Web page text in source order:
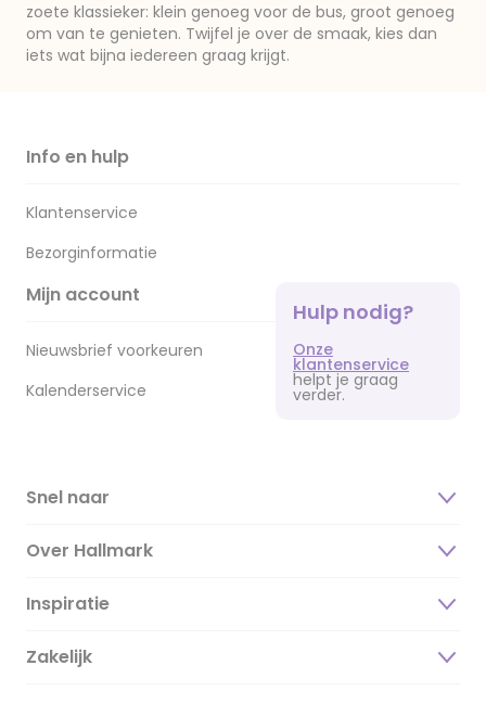
zoete klassieker: klein genoeg voor de bus, groot genoeg
om van te genieten. Twijfel je over de smaak, kies dan
iets wat bijna iedereen graag krijgt.
Info en hulp
Klantenservice
Bezorginformatie
Mijn account
Nieuwsbrief voorkeuren
Kalenderservice
Hulp nodig?
Onze
klantenservice
helpt je graag
verder.
Snel naar
Over Hallmark
Over ons
Duurzaamheid
Inspiratie
Magazine
Zakelijk